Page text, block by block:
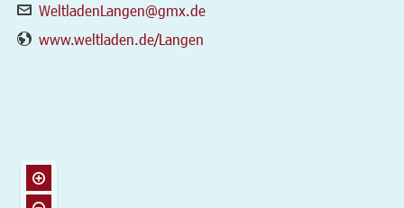
WeltladenLangen@gmx.de
www.weltladen.de/Langen